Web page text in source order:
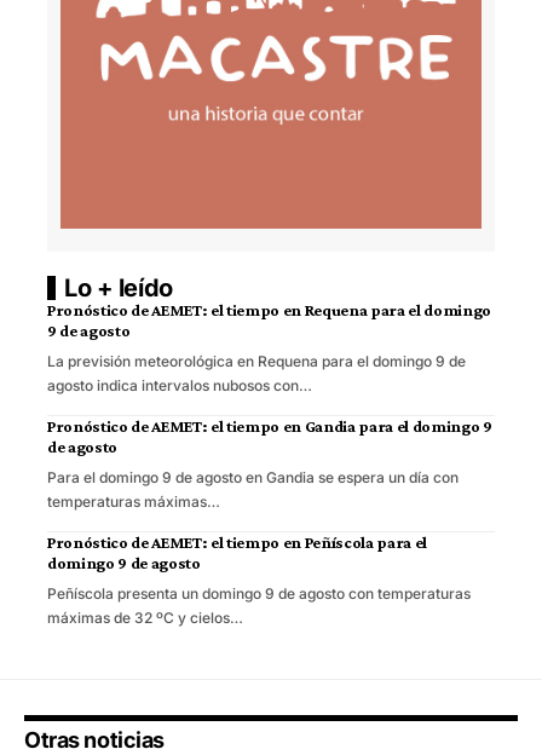
Lo + leído
Pronóstico de AEMET: el tiempo en Requena para el domingo
9 de agosto
La previsión meteorológica en Requena para el domingo 9 de
agosto indica intervalos nubosos con…
Pronóstico de AEMET: el tiempo en Gandia para el domingo 9
de agosto
Para el domingo 9 de agosto en Gandia se espera un día con
temperaturas máximas…
Pronóstico de AEMET: el tiempo en Peñíscola para el
domingo 9 de agosto
Peñíscola presenta un domingo 9 de agosto con temperaturas
máximas de 32 ºC y cielos…
Otras noticias